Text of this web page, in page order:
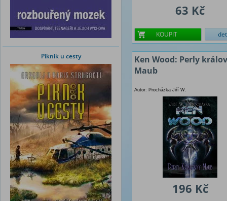
Piknik u cesty
63 Kč
KOUPIT
Ken Wood: Perly
Maub
Autor: Procházka Jiří W.
196 Kč